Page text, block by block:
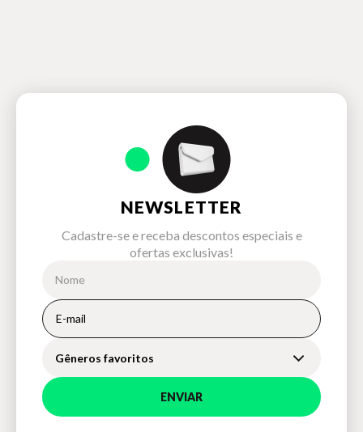
NEWSLETTER
Cadastre-se e receba descontos especiais e
ofertas exclusivas!
Gêneros favoritos
ENVIAR